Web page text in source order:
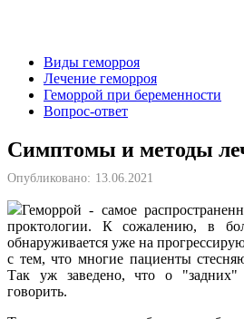
Виды геморроя
Лечение геморроя
Геморрой при беременности
Вопрос-ответ
Симптомы и методы
Опубликовано: 13.06.2021
Геморрой - самое
проктологии. К сожалению, в
обнаруживается уже на
с тем, что многие пациенты
Так уж заведено, что о "задних"
говорить.